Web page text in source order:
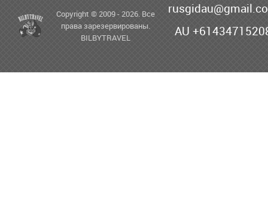
Copyright © 2009 - 2026. Все
права зарезервированы.
BILBYTRAVEL
AU